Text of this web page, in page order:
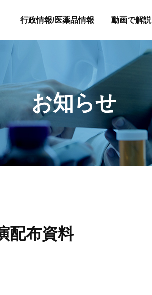
行政情報/医薬品情報 動画で解説
お知らせ
配布資料